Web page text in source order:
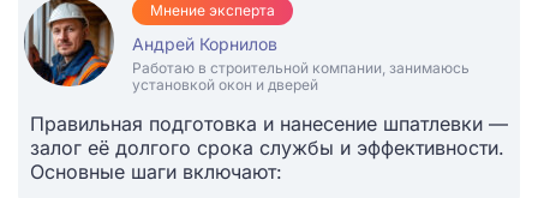
Мнение эксперта
Андрей Корнилов
Работаю в строительной компании, занимаюсь
установкой окон и дверей
Правильная подготовка и нанесение шпатлевки —
залог её долгого срока службы и эффективности.
Основные шаги включают: